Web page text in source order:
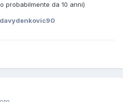
probabilmente da 10 anni)